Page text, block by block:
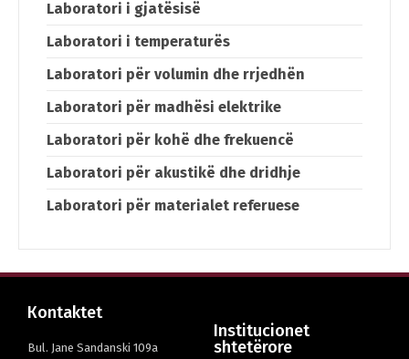
Laboratori i gjatësisë
Laboratori i temperaturës
Laboratori për volumin dhe rrjedhën
Laboratori për madhësi elektrike
Laboratori për kohë dhe frekuencë
Laboratori për akustikë dhe dridhje
Laboratori për materialet referuese
Кontaktet
Bul. Jane Sandanski 109а
Institucionet
shtetërore
English